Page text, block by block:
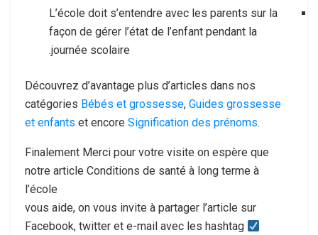
L’école doit s’entendre avec les parents sur la
façon de gérer l’état de l’enfant pendant la
journée scolaire.
Découvrez d’avantage plus d’articles dans nos
catégories Bébés et grossesse, Guides grossesse
et enfants et encore Signification des prénoms.
Finalement Merci pour votre visite on espère que
notre article Conditions de santé à long terme à
l’école
vous aide, on vous invite à partager l’article sur
Facebook, twitter et e-mail avec les hashtag